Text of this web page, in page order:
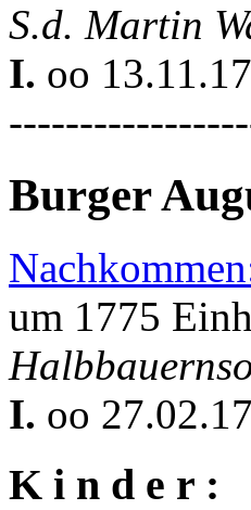
S.d. Martin
I. oo
Burger
um 1775
I. oo
K i n d e r :